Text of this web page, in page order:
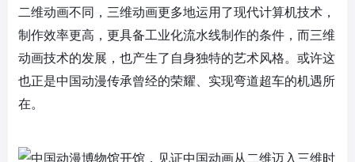
二维动画不同，三维动画更多地运用了现代计算机技术，
制作效率更高，更具备工业化流水线制作的条件，而三维
动画技术的发展，也产生了自身独特的艺术风格。或许这
也正是中国动漫传承曾经的荣耀、实现弯道超车的机遇所
在。